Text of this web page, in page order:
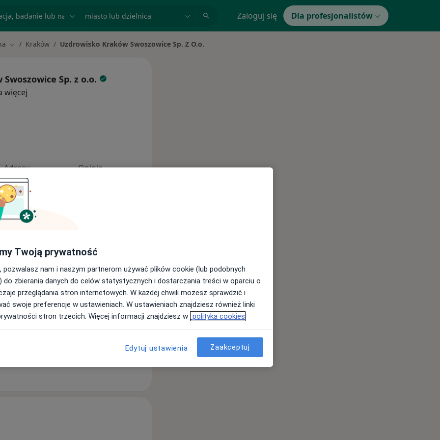
Zaloguj się Dla profesjonalistów
Zmień miasto
Kraków Uzdrowisko Kraków Swoszowice Sp. Z O.o.
Sp. z o.o.
więcej
Adresy Opinie
Szukaj innej specjalizacji
skojarzone z dobroczynnym
kąpielami siarczkowymi.
miejskiej, Uzdrowisko
profilaktyki zdrowotnej i
W ramach przychodni
skorzystać z dobrodziejstwa
działanie tutejszych wód, z
co roku.
Twoją prywatność
pozwalasz nam i naszym partnerom używać plików cookie (lub podobnych
do zbierania danych do celów statystycznych i dostarczania treści w oparciu o
przeglądania stron internetowych. W każdej chwili możesz sprawdzić i
swoje preferencje w ustawieniach. W ustawieniach znajdziesz również linki
stron trzecich. Więcej informacji znajdziesz w polityka cookies
Edytuj ustawienia Zaakceptuj